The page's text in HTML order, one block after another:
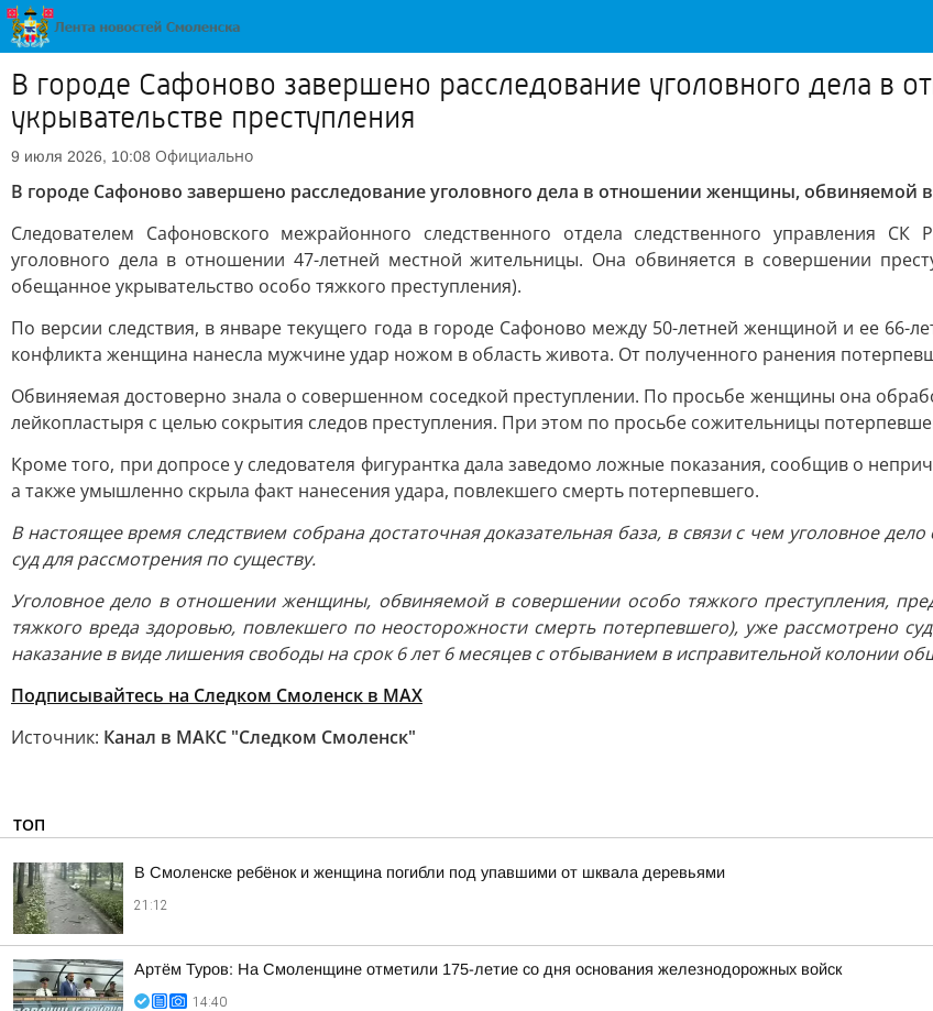
В городе Сафоново завершено расследование уголовного дела
укрывательстве преступления
9 июля 2026, 10:08 Официально
В городе Сафоново завершено расследование уголовного дела в отношении женщины, обвиняемой в
Следователем Сафоновского межрайонного следственного отдела следственного управления
уголовного дела в отношении 47-летней местной жительницы. Она обвиняется в совершении
обещанное укрывательство особо тяжкого преступления).
По версии следствия, в январе текущего года в городе Сафоново между 50-летней женщиной и ее
конфликта женщина нанесла мужчине удар ножом в область живота. От полученного ранения
Обвиняемая достоверно знала о совершенном соседкой преступлении. По просьбе женщины она
лейкопластыря с целью сокрытия следов преступления. При этом по просьбе сожительницы
Кроме того, при допросе у следователя фигурантка дала заведомо ложные показания, сообщив о
а также умышленно скрыла факт нанесения удара, повлекшего смерть потерпевшего.
В настоящее время следствием собрана достаточная доказательная база, в связи с чем уголовное
суд для рассмотрения по существу.
Уголовное дело в отношении женщины, обвиняемой в совершении особо тяжкого преступления,
тяжкого вреда здоровью, повлекшего по неосторожности смерть потерпевшего), уже рассмотрено
наказание в виде лишения свободы на срок 6 лет 6 месяцев с отбыванием в исправительной колонии
Подписывайтесь на Следком Смоленск в MAX
Источник: Канал в МАКС "Следком Смоленск"
ТОП
В Смоленске ребёнок и женщина погибли под упавшими от шквала деревьями
21:12
Артём Туров: На Смоленщине отметили 175-летие со дня основания железнодорожных войск
14:40